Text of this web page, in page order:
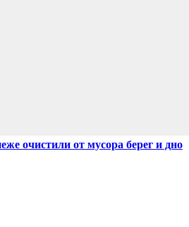
очистили от мусора берег и дно